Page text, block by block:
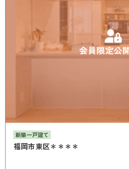
会員限定公
新築一戸建て
福岡市東区＊＊＊＊